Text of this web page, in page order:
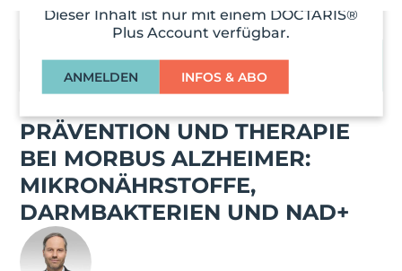
Dieser Inhalt ist nur mit einem DOCTARIS®
Plus Account verfügbar.
ANMELDEN INFOS & ABO
PRÄVENTION UND THERAPIE
BEI MORBUS ALZHEIMER:
MIKRONÄHRSTOFFE,
DARMBAKTERIEN UND NAD+